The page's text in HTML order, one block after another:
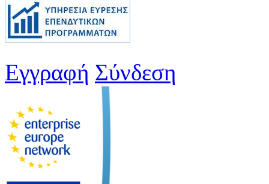
Εγγραφή Σύνδεση